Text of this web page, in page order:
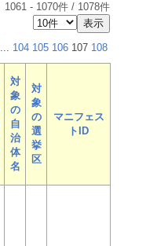
1061 - 1070件 / 1078件
... 104 105 106 107 108
対
象
の
自
治
体
名
対
象
の
選
挙
区
マニフェス
トID